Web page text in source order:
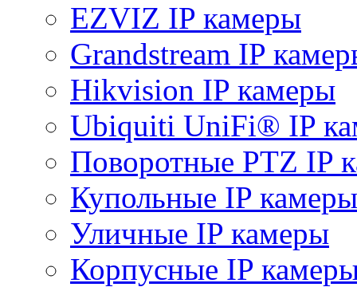
EZVIZ IP камеры
Grandstream IP
Hikvision IP камеры
Ubiquiti UniFi® IP
Поворотные PTZ IP
Купольные IP камеры
Уличные IP камеры
Корпусные IP